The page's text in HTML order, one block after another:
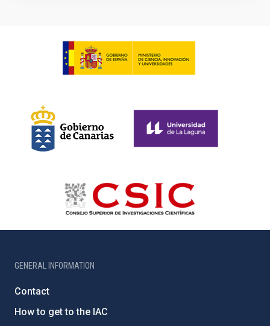
GENERAL INFORMATION
Contact
How to get to the IAC